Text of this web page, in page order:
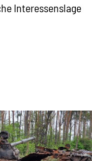
Interessenslage